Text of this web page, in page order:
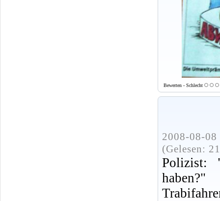
Bewerten - Schlecht
2008-08-
(Gelesen:
Polizist:
haben?"